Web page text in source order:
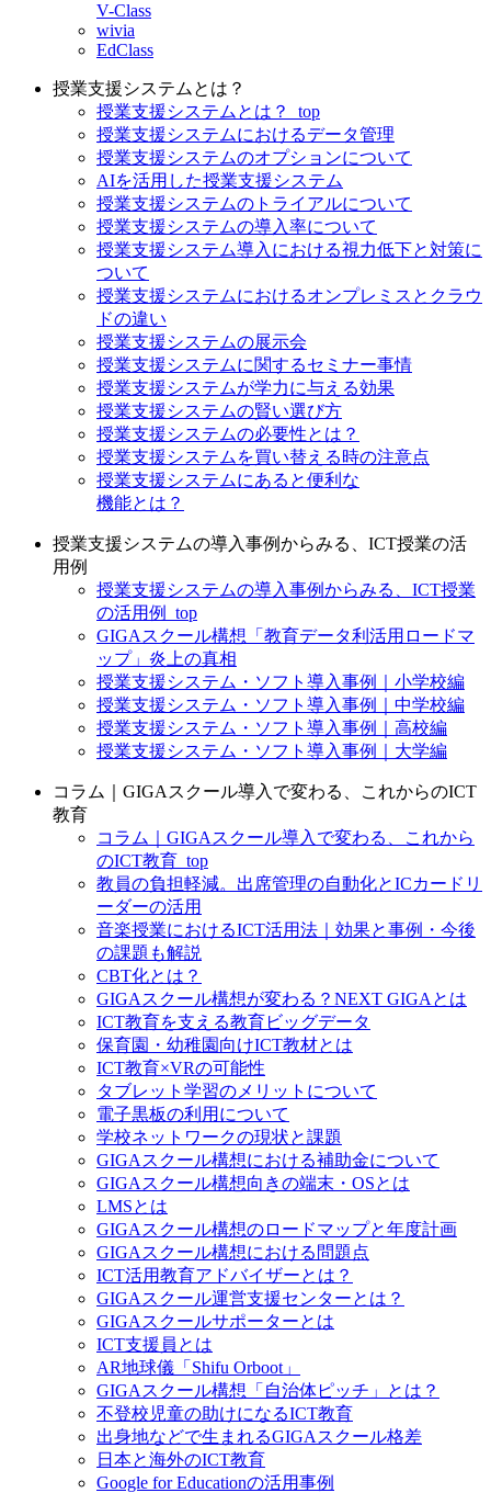
V-Class
wivia
EdClass
授業支援システムとは？
授業支援システムとは？_top
授業支援システムにおけるデータ管理
授業支援システムのオプションについて
AIを活用した授業支援システム
授業支援システムのトライアルについて
授業支援システムの導入率について
授業支援システム導入における視力低下と対策に
ついて
授業支援システムにおけるオンプレミスとクラウ
ドの違い
授業支援システムの展示会
授業支援システムに関するセミナー事情
授業支援システムが学力に与える効果
授業支援システムの賢い選び方
授業支援システムの必要性とは？
授業支援システムを買い替える時の注意点
授業支援システムにあると便利な
機能とは？
授業支援システムの導入事例からみる、ICT授業の活
用例
授業支援システムの導入事例からみる、ICT授業
の活用例_top
GIGAスクール構想「教育データ利活用ロードマ
ップ」炎上の真相
授業支援システム・ソフト導入事例｜小学校編
授業支援システム・ソフト導入事例｜中学校編
授業支援システム・ソフト導入事例｜高校編
授業支援システム・ソフト導入事例｜大学編
コラム｜GIGAスクール導入で変わる、これからのICT
教育
コラム｜GIGAスクール導入で変わる、これから
のICT教育_top
教員の負担軽減。出席管理の自動化とICカードリ
ーダーの活用
音楽授業におけるICT活用法｜効果と事例・今後
の課題も解説
CBT化とは？
GIGAスクール構想が変わる？NEXT GIGAとは
ICT教育を支える教育ビッグデータ
保育園・幼稚園向けICT教材とは
ICT教育×VRの可能性
タブレット学習のメリットについて
電子黒板の利用について
学校ネットワークの現状と課題
GIGAスクール構想における補助金について
GIGAスクール構想向きの端末・OSとは
LMSとは
GIGAスクール構想のロードマップと年度計画
GIGAスクール構想における問題点
ICT活用教育アドバイザーとは？
GIGAスクール運営支援センターとは？
GIGAスクールサポーターとは
ICT支援員とは
AR地球儀「Shifu Orboot」
GIGAスクール構想「自治体ピッチ」とは？
不登校児童の助けになるICT教育
出身地などで生まれるGIGAスクール格差
日本と海外のICT教育
Google for Educationの活用事例